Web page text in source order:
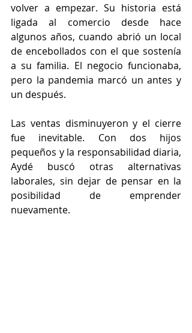
volver a empezar. Su historia está
ligada al comercio desde hace
algunos años, cuando abrió un local
de encebollados con el que sostenía
a su familia. El negocio funcionaba,
pero la pandemia marcó un antes y
un después.
Las ventas disminuyeron y el cierre
fue inevitable. Con dos hijos
pequeños y la responsabilidad diaria,
Aydé buscó otras alternativas
laborales, sin dejar de pensar en la
posibilidad de emprender
nuevamente.